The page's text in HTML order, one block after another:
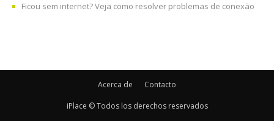
Ficou sem internet? Veja como resolver problemas de conexão
Acerca de Contacto
iPlace © Todos los derechos reservados